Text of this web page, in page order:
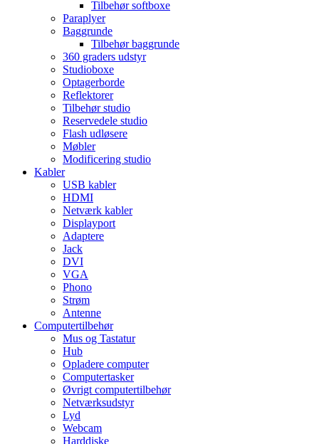
Tilbehør softboxe
Paraplyer
Baggrunde
Tilbehør baggrunde
360 graders udstyr
Studioboxe
Optagerborde
Reflektorer
Tilbehør studio
Reservedele studio
Flash udløsere
Møbler
Modificering studio
Kabler
USB kabler
HDMI
Netværk kabler
Displayport
Adaptere
Jack
DVI
VGA
Phono
Strøm
Antenne
Computertilbehør
Mus og Tastatur
Hub
Opladere computer
Computertasker
Øvrigt computertilbehør
Netværksudstyr
Lyd
Webcam
Harddiske